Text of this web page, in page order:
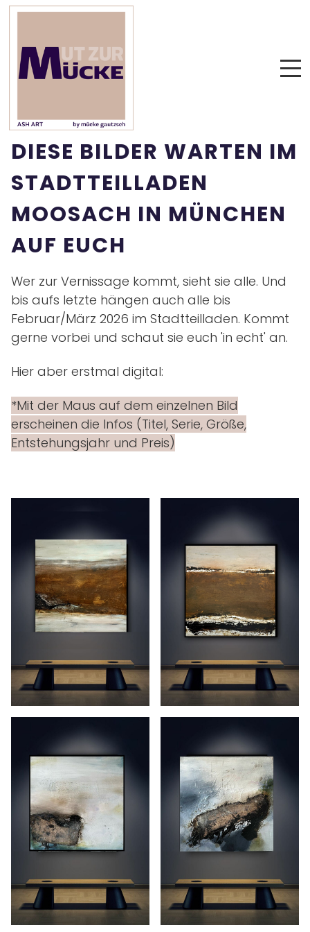
DIESE BILDER WARTEN IM
STADTTEILLADEN
MOOSACH IN MÜNCHEN
AUF EUCH
Wer zur Vernissage kommt, sieht sie alle. Und
bis aufs letzte hängen auch alle bis
Februar/März 2026 im Stadtteilladen. Kommt
gerne vorbei und schaut sie euch 'in echt' an.
Hier aber erstmal digital:
*Mit der Maus auf dem einzelnen Bild
erscheinen die Infos (Titel, Serie, Größe,
Entstehungsjahr und Preis)